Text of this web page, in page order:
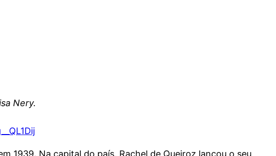
Nery.
1939. Na capital do país, Rachel de Queiroz lançou o seu